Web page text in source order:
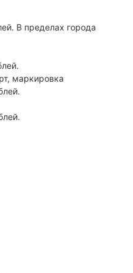
В пределах города
маркировка